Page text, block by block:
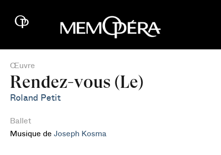
Œuvre
Rendez-vous (Le)
Roland Petit
Ballet
Musique de Joseph Kosma